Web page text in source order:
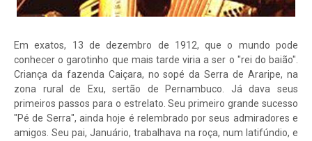
Em exatos, 13 de dezembro de 1912, que o mundo pode
conhecer o garotinho que mais tarde viria a ser o "rei do baião".
Criança da fazenda Caiçara, no sopé da Serra de Araripe, na
zona rural de Exu, sertão de Pernambuco. Já dava seus
primeiros passos para o estrelato. Seu primeiro grande sucesso
"Pé de Serra", ainda hoje é relembrado por seus admiradores e
amigos. Seu pai, Januário, trabalhava na roça, num latifúndio, e